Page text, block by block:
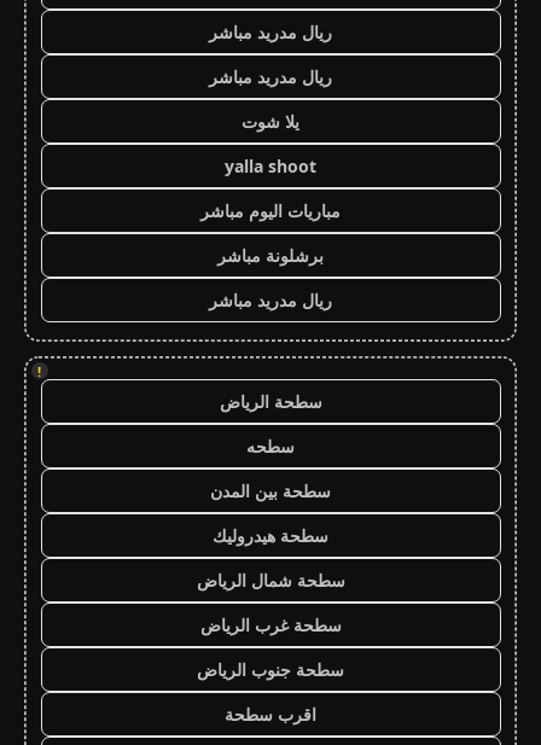
ريال مدريد مباشر
ريال مدريد مباشر
يلا شوت
yalla shoot
مباريات اليوم مباشر
برشلونة مباشر
ريال مدريد مباشر
!
سطحة الرياض
سطحه
سطحة بين المدن
سطحة هيدروليك
سطحة شمال الرياض
سطحة غرب الرياض
سطحة جنوب الرياض
اقرب سطحة